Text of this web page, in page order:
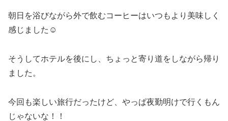
朝日を浴びながら外で飲むコーヒーはいつもより美味しく
感じました☺️
そうしてホテルを後にし、ちょっと寄り道をしながら帰り
ました。
今回も楽しい旅行だったけど、やっぱ夜勤明けで行くもん
じゃないな！！